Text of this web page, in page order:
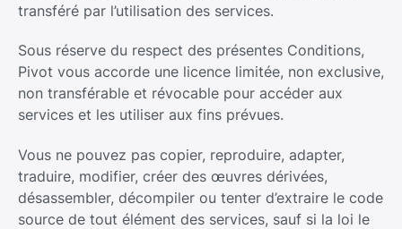
transféré par l’utilisation des services.
Sous réserve du respect des présentes Conditions,
Pivot vous accorde une licence limitée, non exclusive,
non transférable et révocable pour accéder aux
services et les utiliser aux fins prévues.
Vous ne pouvez pas copier, reproduire, adapter,
traduire, modifier, créer des œuvres dérivées,
désassembler, décompiler ou tenter d’extraire le code
source de tout élément des services, sauf si la loi le